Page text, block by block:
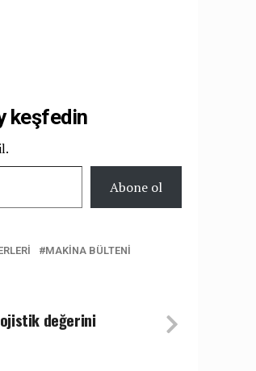
keşfedin
Abone ol
MAKINA BÜLTENI
değerini